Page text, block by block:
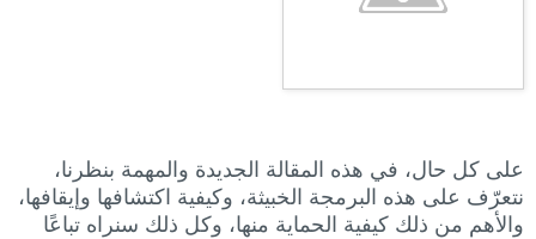
على كل حال، في هذه المقالة الجديدة والمهمة بنظرنا،
نتعرّف على هذه البرمجة الخبيثة، وكيفية اكتشافها وإيقافها،
والأهم من ذلك كيفية الحماية منها، وكل ذلك سنراه تباعًا